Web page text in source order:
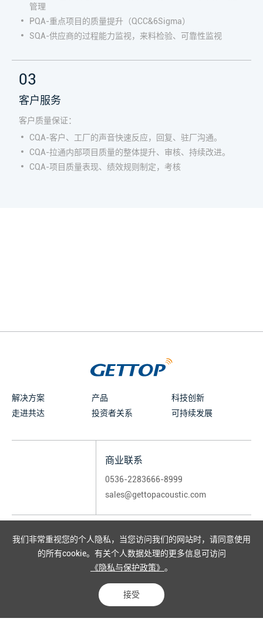
我们非常重视您的个人隐私，当您访问我们的网站时，请同意使用
的所有cookie。有关个人数据处理的更多信息可访问
《隐私与保护政策》 。
接受
管理
PQA-重点项目的质量提升（QCC&6Sigma）
SQA-供应商的过程能力监视，来料检验、可靠性监视
03
客户服务
客户质量保证：
CQA-客户、工厂的声音快速反应，回复、驻厂沟通。
CQA-拉通内部项目质量的整体提升、审核、持续改进。
CQA-项目质量表现、绩效规则制定，考核
解决方案 产品
科技创新
走进共达
投资者关系 可持续发展
商业联系
0536-2283666-8999
sales@gettopacoustic.com
友情链接
关注我们